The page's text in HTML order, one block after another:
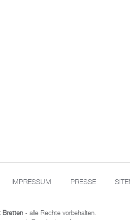
IMPRESSUM PRESSE
Bretten - alle Rechte vorbehalten.